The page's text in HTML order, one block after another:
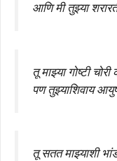
आणि मी तुझ्या
तू माझ्या गोष्टी
पण तुझ्याशिवाय
तू सतत माझ्याशी